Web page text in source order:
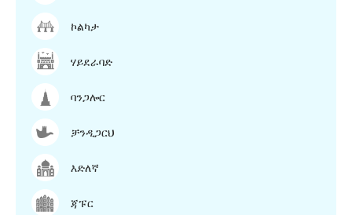
ኮልካታ
ሃይደራባድ
ባንጋሎር
ቻንዲጋርህ
እድለኛ
ጃፑር